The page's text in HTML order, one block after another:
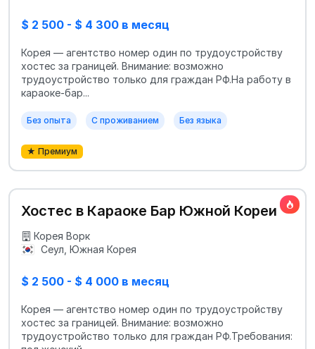
$ 2 500 - $ 4 300 в месяц
Корея — агентство номер один по трудоустройству
хостес за границей. Внимание: возможно
трудоустройство только для граждан РФ.На работу в
караоке-бар...
Без опыта С проживанием Без языка
★ Премиум
Хостес в Караоке Бар Южной Кореи
Корея Ворк
Сеул, Южная Корея
$ 2 500 - $ 4 000 в месяц
Корея — агентство номер один по трудоустройству
хостес за границей. Внимание: возможно
трудоустройство только для граждан РФ.Требования: